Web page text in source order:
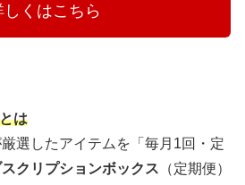
はこちら
は
選したアイテムを「毎月1回・定
クリプションボックス （定期便）